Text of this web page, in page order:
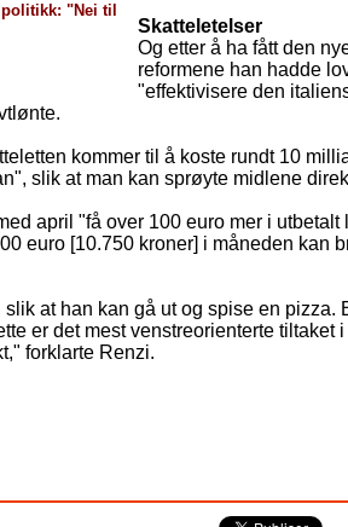
"Nei til
Skatteletelser
Og etter å ha fått den
reformene han hadde
"effektivisere den
kommer til å koste rundt 10
slik at man kan sprøyte midlene
april "få over 100 euro mer i
euro [10.750 kroner] i måneden kan
at han kan gå ut og spise en
er det mest venstreorienterte tiltaket
forklarte Renzi.